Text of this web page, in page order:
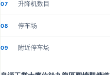
07 升降机数目
08 停车场
09 附近停车场